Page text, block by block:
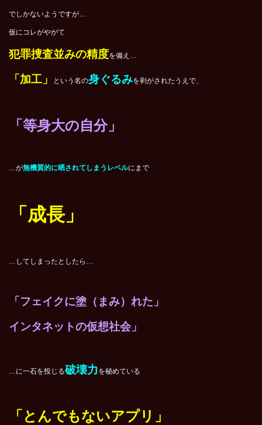
でしかないようですが…
仮にコレがやがて
犯罪捜査並みの精度を備え…
「加工」 という名の身ぐるみを剥がされたうえで、
「等身大の自分」
…が無機質的に晒されてしまうレベルにまで
「成長」
…してしまったとしたら…
「フェイクに塗（まみ）れた」
インタネットの仮想社会」
…に一石を投じる破壊力 を秘めている
「とんでもないアプリ」